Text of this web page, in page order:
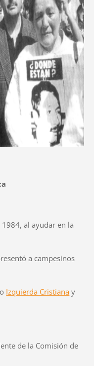
al ayudar en la
a campesinos
Izquierda Cristiana y
de la Comisión de